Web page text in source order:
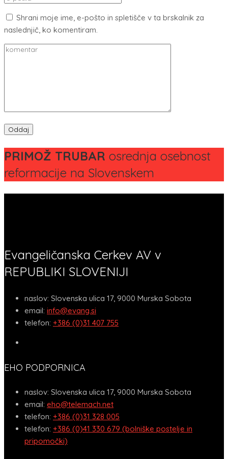
Shrani moje ime, e-pošto in spletišče v ta brskalnik za
naslednjič, ko komentiram.
PRIMOŽ TRUBAR osrednja osebnost
reformacije na Slovenskem
Evangeličanska Cerkev AV v
REPUBLIKI SLOVENIJI
naslov: Slovenska ulica 17, 9000 Murska Sobota
email: info@evang.si
telefon: +386 (0)31 407 755
EHO PODPORNICA
naslov: Slovenska ulica 17, 9000 Murska Sobota
email: eho@telemach.net
telefon: +386 (0)31 328 005
telefon: +386 (0)41 330 679 (bolniške postelje in
pripomočki)